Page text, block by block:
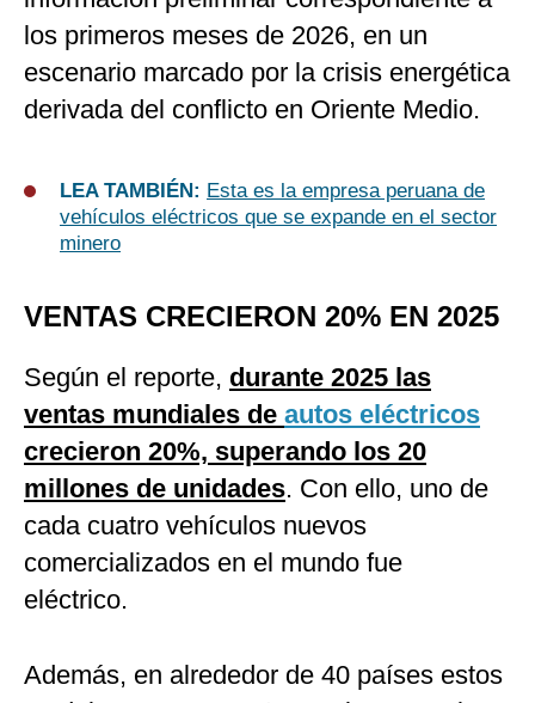
los primeros meses de 2026, en un
escenario marcado por la crisis energética
derivada del conflicto en Oriente Medio.
LEA TAMBIÉN: Esta es la empresa peruana de
vehículos eléctricos que se expande en el sector
minero
VENTAS CRECIERON 20% EN 2025
Según el reporte, durante 2025 las
ventas mundiales de autos eléctricos
crecieron 20%, superando los 20
millones de unidades. Con ello, uno de
cada cuatro vehículos nuevos
comercializados en el mundo fue
eléctrico.
Además, en alrededor de 40 países estos